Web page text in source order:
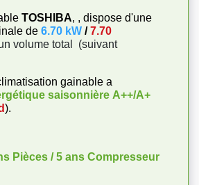
TOSHIBA, , dispose d'une
de 6.70 kW /7.70
volume total
(suivant
gainable a
saisonnière A++/A+
).
Pièces / 5 ans Compresseur